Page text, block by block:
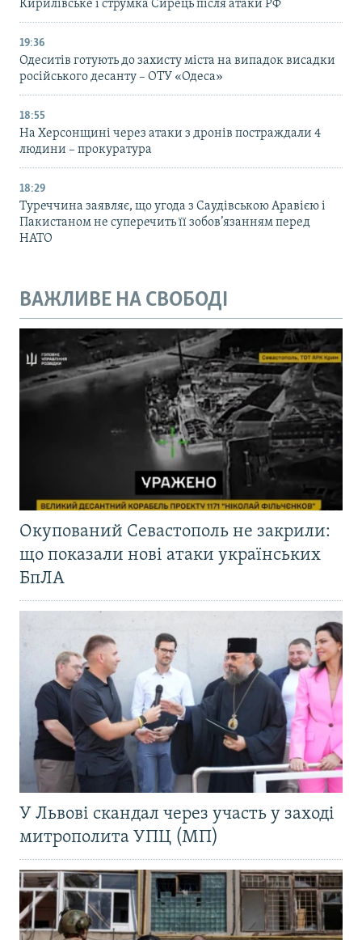
Кирилівське і струмка Сирець після атаки РФ
19:36
Одеситів готують до захисту міста на випадок висадки
російського десанту – ОТУ «Одеса»
18:55
На Херсонщині через атаки з дронів постраждали 4
людини – прокуратура
18:29
Туреччина заявляє, що угода з Саудівською Аравією і
Пакистаном не суперечить її зобов’язанням перед
НАТО
ВАЖЛИВЕ НА СВОБОДІ
Окупований Севастополь не закрили:
що показали нові атаки українських
БпЛА
У Львові скандал через участь у заході
митрополита УПЦ (МП)